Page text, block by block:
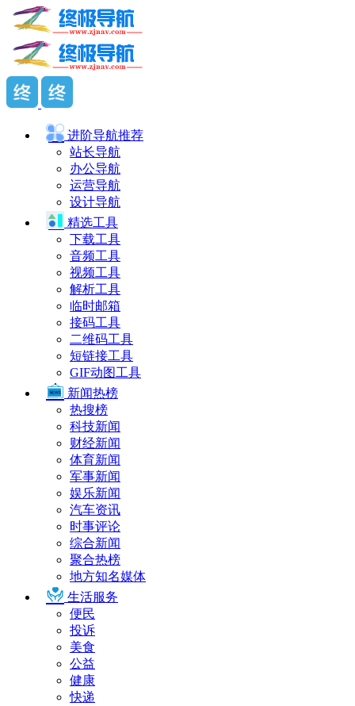
进阶导航推荐
站长导航
办公导航
运营导航
设计导航
精选工具
下载工具
音频工具
视频工具
解析工具
临时邮箱
接码工具
二维码工具
短链接工具
GIF动图工具
新闻热榜
热搜榜
科技新闻
财经新闻
体育新闻
军事新闻
娱乐新闻
汽车资讯
时事评论
综合新闻
聚合热榜
地方知名媒体
生活服务
便民
投诉
美食
公益
健康
快递